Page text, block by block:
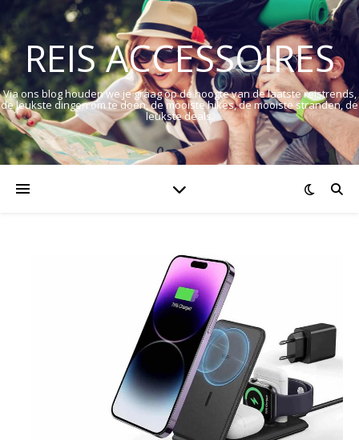
REIS ACCESSOIRES
Via ons blog houden we je graag op de hoogte van de laatste reistrends,
de leukste dingen om te doen, de mooiste hikes, de mooiste stranden, de
leukste deals.